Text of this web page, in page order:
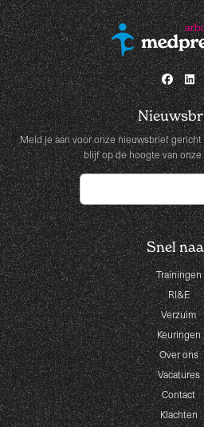
Meld je aan voor onze nieuwsbrief
blijf op de hoogte van
Snel
Trainingen
RI&E
Verzuim
Keuringen
Over ons
Vacatures
Contact
Klachten